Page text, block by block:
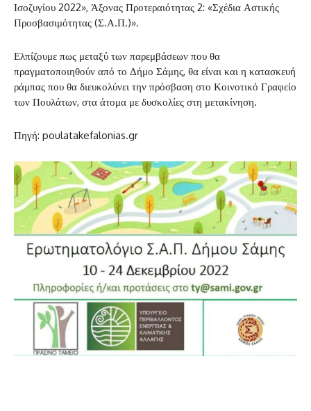
Ισοζυγίου 2022», Άξονας Προτεραιότητας 2: «Σχέδια Αστικής
Προσβασιμότητας (Σ.Α.Π.)».
Ελπίζουμε πως μεταξύ των παρεμβάσεων που θα
πραγματοποιηθούν από το Δήμο Σάμης, θα είναι και η κατασκευή
ράμπας που θα διευκολύνει την πρόσβαση στο Κοινοτικό Γραφείο
των Πουλάτων, στα άτομα με δυσκολίες στη μετακίνηση.
Πηγή: poulatakefalonias.gr